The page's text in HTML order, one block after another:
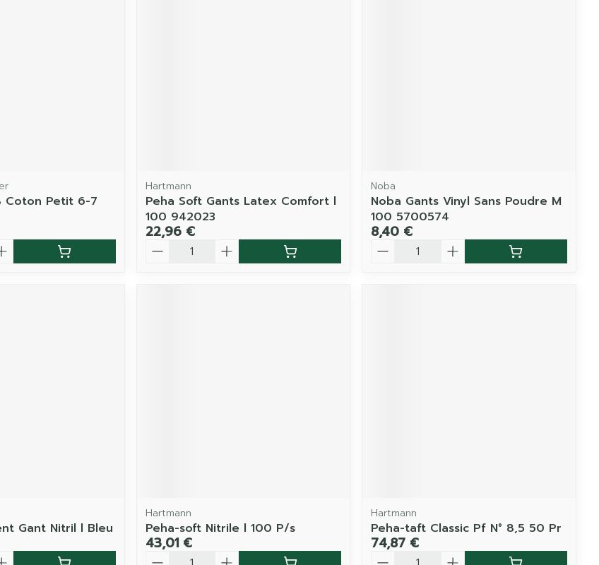
Coton Petit 6-7
Hartmann
Peha Soft Gants Latex Comfort l
100 942023
22,96 €
Quantité
Noba
Noba Gants Vinyl Sans Poudre M
100 5700574
8,40 €
Quantité
Gant Nitril l Bleu
Hartmann
Peha-soft Nitrile l 100 P/s
43,01 €
Quantité
Hartmann
Peha-taft Classic Pf N° 8,5 50 Pr
74,87 €
Quantité